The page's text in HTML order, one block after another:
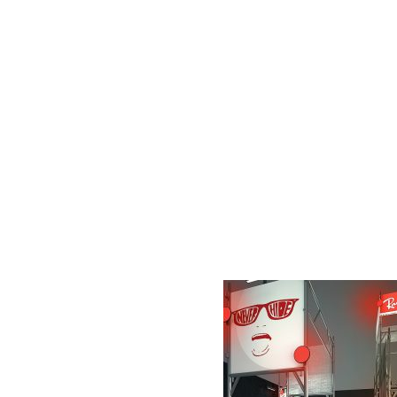
AC
Alessandro Consoli Design. Architecture –